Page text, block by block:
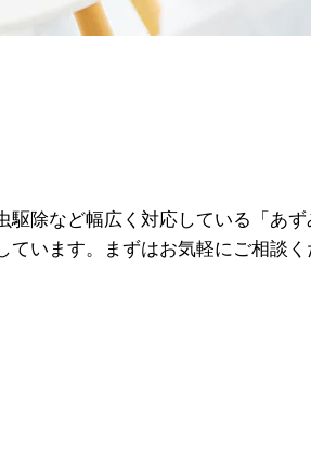
除など幅広く対応している「あず
います。まずはお気軽にご相談く